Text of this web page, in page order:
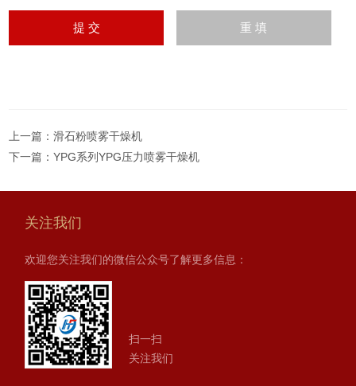
上一篇：滑石粉喷雾干燥机
下一篇：YPG系列YPG压力喷雾干燥机
关注我们
欢迎您关注我们的微信公众号了解更多信息：
扫一扫
关注我们